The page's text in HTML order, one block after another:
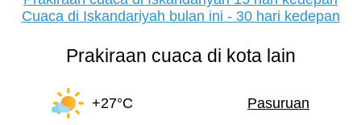
Cuaca di Iskandariyah bulan ini - 30 hari kedepan
Prakiraan cuaca di kota lain
+27°C
Pasuruan